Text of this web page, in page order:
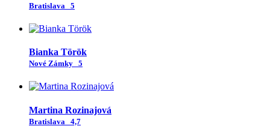
Bratislava 5
Bianka Török
Nové Zámky 5
Martina Rozinajová
Bratislava 4,7